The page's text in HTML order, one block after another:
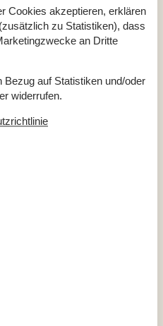
Cookies akzeptieren, erklären
zu Statistiken), dass
an Dritte
Bezug auf Statistiken und/oder
widerrufen.